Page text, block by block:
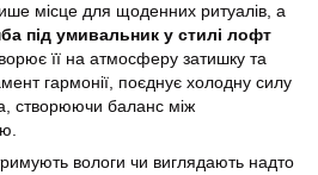
місце для щоденних ритуалів, а
під умивальник у стилі лофт
її на атмосферу затишку та
гармонії, поєднує холодну силу
створюючи баланс між
вологи чи виглядають надто